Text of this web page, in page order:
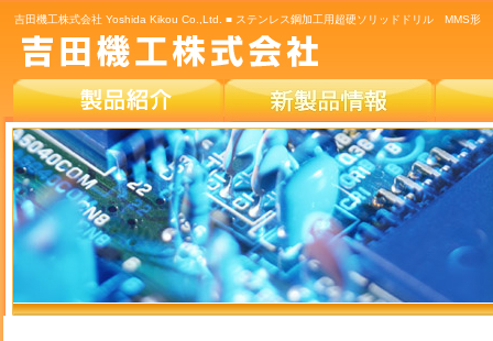
吉田機工株式会社 Yoshida Kikou Co.,Ltd. ■ ステンレス鋼加工用超硬ソリッドドリル MMS形